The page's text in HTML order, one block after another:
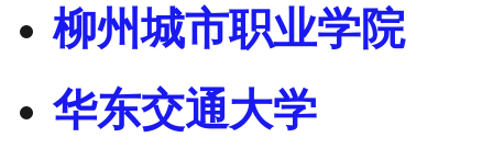
柳州城市职业学院
华东交通大学